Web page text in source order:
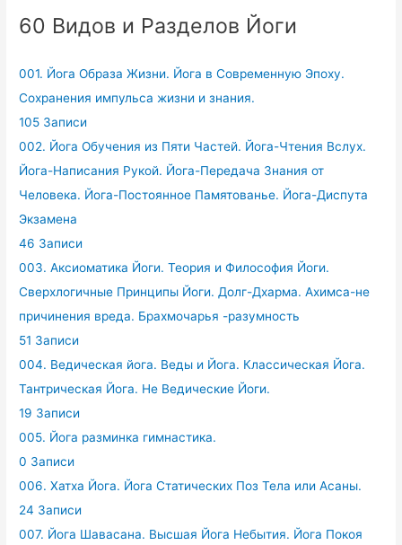
60 Видов и Разделов Йоги
001. Йога Образа Жизни. Йога в Современную Эпоху.
Сохранения импульса жизни и знания.
105 Записи
002. Йога Обучения из Пяти Частей. Йога-Чтения Вслух.
Йога-Написания Рукой. Йога-Передача Знания от
Человека. Йога-Постоянное Памятованье. Йога-Диспута
Экзамена
46 Записи
003. Аксиоматика Йоги. Теория и Философия Йоги.
Сверхлогичные Принципы Йоги. Долг-Дхарма. Ахимса-не
причинения вреда. Брахмочарья -разумность
51 Записи
004. Ведическая йога. Веды и Йога. Классическая Йога.
Тантрическая Йога. Не Ведические Йоги.
19 Записи
005. Йога разминка гимнастика.
0 Записи
006. Хатха Йога. Йога Статических Поз Тела или Асаны.
24 Записи
007. Йога Шавасана. Высшая Йога Небытия. Йога Покоя